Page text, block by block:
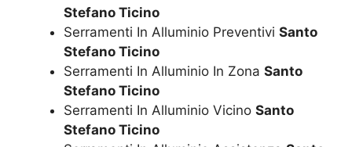
Stefano Ticino
Serramenti In Alluminio Preventivi Santo
Stefano Ticino
Serramenti In Alluminio In Zona Santo
Stefano Ticino
Serramenti In Alluminio Vicino Santo
Stefano Ticino